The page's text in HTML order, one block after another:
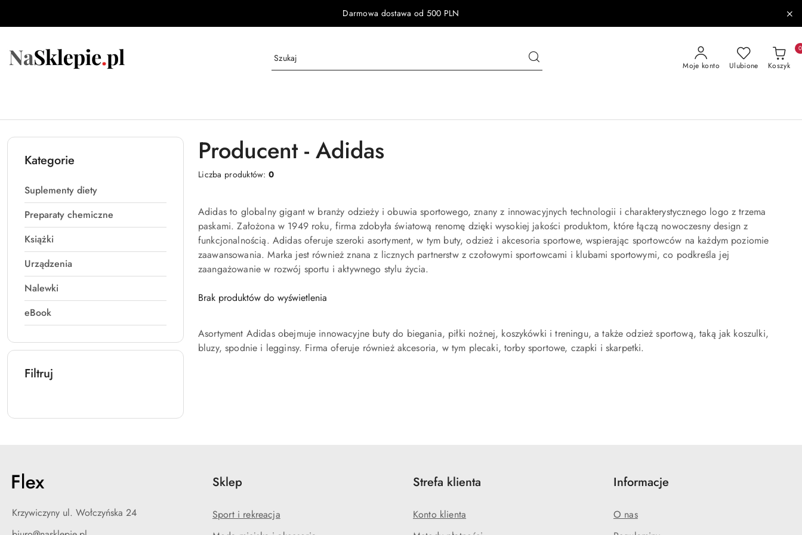
Darmowa dostawa od 500 PLN
Moje konto Ulubione Koszyk
0
Kategorie
Suplementy diety
Preparaty chemiczne
Książki
Urządzenia
Nalewki
eBook
Filtruj
Producent - Adidas
Liczba produktów:0
Adidas to globalny gigant w branży odzieży i obuwia sportowego, znany z innowacyjnych technologii i charakterystycznego logo z trzema
paskami. Założona w 1949 roku, firma zdobyła światową renomę dzięki wysokiej jakości produktom, które łączą nowoczesny design z
funkcjonalnością. Adidas oferuje szeroki asortyment, w tym buty, odzież i akcesoria sportowe, wspierając sportowców na każdym poziomie
zaawansowania. Marka jest również znana z licznych partnerstw z czołowymi sportowcami i klubami sportowymi, co podkreśla jej
zaangażowanie w rozwój sportu i aktywnego stylu życia.
Brak produktów do wyświetlenia
Asortyment Adidas obejmuje innowacyjne buty do biegania, piłki nożnej, koszykówki i treningu, a także odzież sportową, taką jak koszulki,
bluzy, spodnie i legginsy. Firma oferuje również akcesoria, w tym plecaki, torby sportowe, czapki i skarpetki.
Krzywiczyny ul. Wołczyńska 24
Sklep
Sport i rekreacja
Strefa klienta
Konto klienta
Informacje
O nas